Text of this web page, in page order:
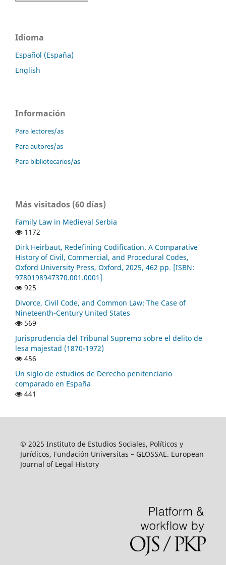
Idioma
Español (España)
English
Información
Para lectores/as
Para autores/as
Para bibliotecarios/as
Más visitados (60 días)
Family Law in Medieval Serbia
1172
Dirk Heirbaut, Redefining Codification. A Comparative
History of Civil, Commercial, and Procedural Codes,
Oxford University Press, Oxford, 2025, 462 pp. [ISBN:
9780198947370.001.0001]
925
Divorce, Civil Code, and Common Law: The Case of
Nineteenth-Century United States
569
Jurisprudencia del Tribunal Supremo sobre el delito de
lesa majestad (1870-1972)
456
Un siglo de estudios de Derecho penitenciario
comparado en España
441
© 2025 Instituto de Estudios Sociales, Políticos y
Jurídicos, Fundación Universitas – GLOSSAE. European
Journal of Legal History